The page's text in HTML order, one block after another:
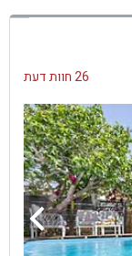
26 חוות דעת